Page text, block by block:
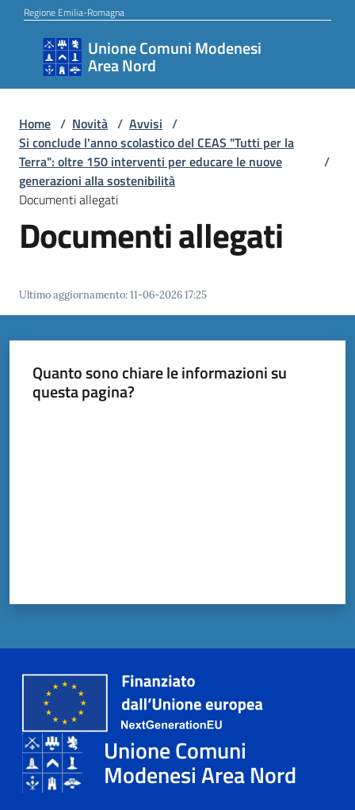
Vai al contenuto
Vai alla navigazione
Vai al footer
Regione Emilia-Romagna
Unione Comuni Modenesi
Area Nord
Unione
Comuni
Area
Nord
Amministrazione
Servizi
Tutti
per
TERRA
Tutti
gli
argomenti...
Home / Novità / Avvisi /
Si conclude l'anno scolastico del CEAS "Tutti per la
Terra": oltre 150 interventi per educare le nuove
generazioni alla sostenibilità
/
Documenti allegati
Documenti allegati
Ultimo aggiornamento:11-06-2026 17:25
Quanto sono chiare le informazioni su
questa pagina?
Unione Comuni
Modenesi Area Nord